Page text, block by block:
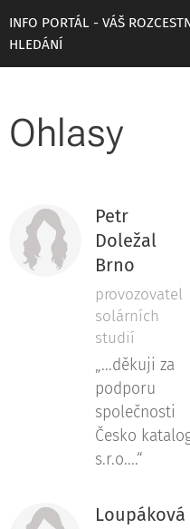
INFO PORTÁL - VÁŠ
HLEDÁNÍ
Ohlasy
Petr
Doležal
Brno
provozovatel
solárních
studií
„...děkuji za
podporu
společnosti
Česko
s.r.o....“
Loupáková